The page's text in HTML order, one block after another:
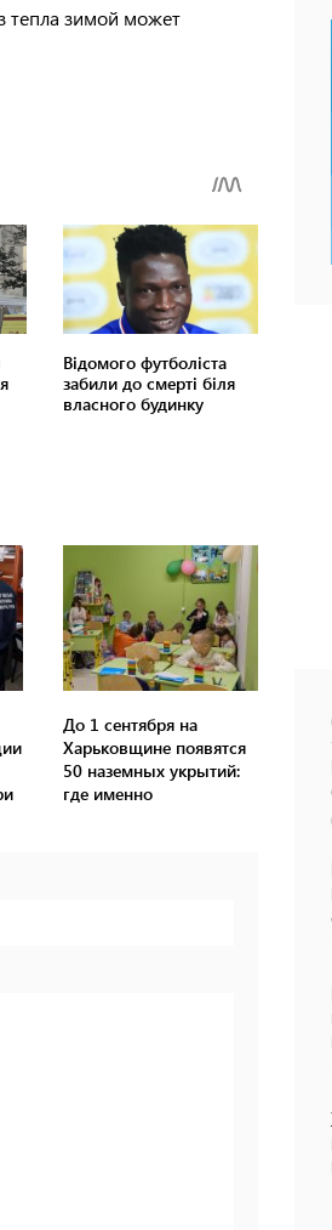
тепла зимой может
До 1 сентября на
Харьковщине появятся
50 наземных укрытий:
где именно